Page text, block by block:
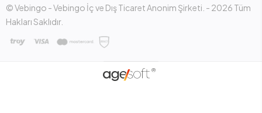
© Vebingo - Vebingo İç ve Dış Ticaret Anonim Şirketi. - 2026 Tüm
Hakları Saklıdır.